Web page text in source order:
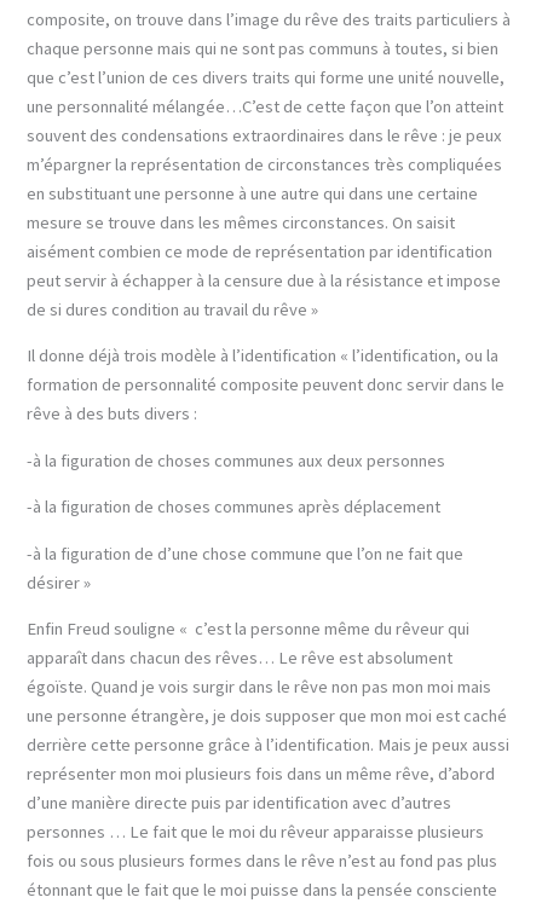
composite, on trouve dans l’image du rêve des traits particuliers à
chaque personne mais qui ne sont pas communs à toutes, si bien
que c’est l’union de ces divers traits qui forme une unité nouvelle,
une personnalité mélangée…C’est de cette façon que l’on atteint
souvent des condensations extraordinaires dans le rêve : je peux
m’épargner la représentation de circonstances très compliquées
en substituant une personne à une autre qui dans une certaine
mesure se trouve dans les mêmes circonstances. On saisit
aisément combien ce mode de représentation par identification
peut servir à échapper à la censure due à la résistance et impose
de si dures condition au travail du rêve »
Il donne déjà trois modèle à l’identification « l’identification, ou la
formation de personnalité composite peuvent donc servir dans le
rêve à des buts divers :
-à la figuration de choses communes aux deux personnes
-à la figuration de choses communes après déplacement
-à la figuration de d’une chose commune que l’on ne fait que
désirer »
Enfin Freud souligne « c’est la personne même du rêveur qui
apparaît dans chacun des rêves… Le rêve est absolument
égoïste. Quand je vois surgir dans le rêve non pas mon moi mais
une personne étrangère, je dois supposer que mon moi est caché
derrière cette personne grâce à l’identification. Mais je peux aussi
représenter mon moi plusieurs fois dans un même rêve, d’abord
d’une manière directe puis par identification avec d’autres
personnes … Le fait que le moi du rêveur apparaisse plusieurs
fois ou sous plusieurs formes dans le rêve n’est au fond pas plus
étonnant que le fait que le moi puisse dans la pensée consciente